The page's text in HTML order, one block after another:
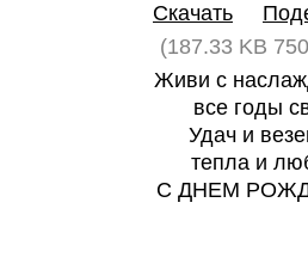
Скачать
(187.33 KB
Живи с
все годы
Удач и
тепла и
С ДНЕМ